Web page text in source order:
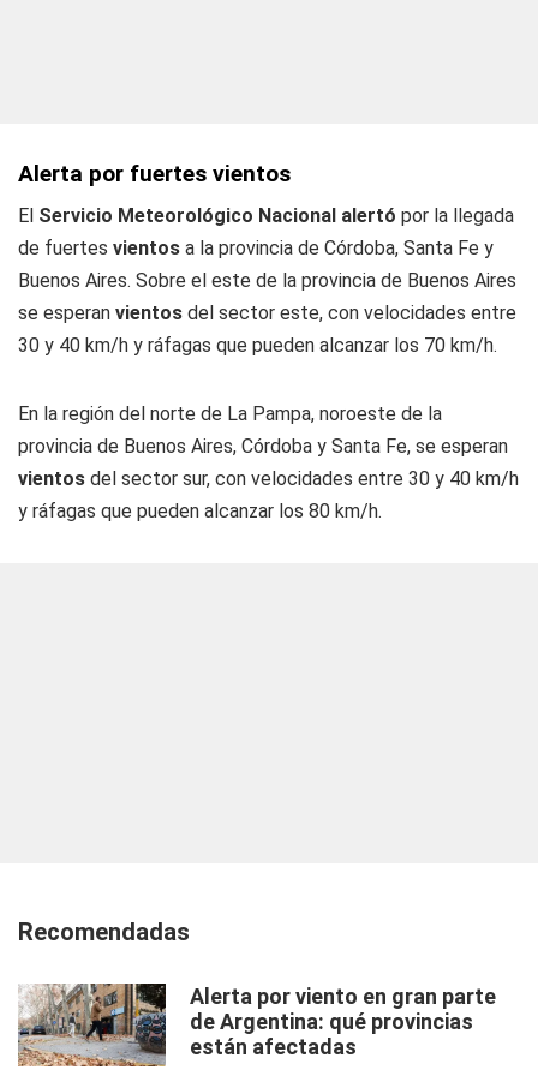
Alerta por fuertes vientos
El Servicio Meteorológico Nacional alertó por la llegada
de fuertes vientos a la provincia de Córdoba, Santa Fe y
Buenos Aires. Sobre el este de la provincia de Buenos Aires
se esperan vientos del sector este, con velocidades entre
30 y 40 km/h y ráfagas que pueden alcanzar los 70 km/h.
En la región del norte de La Pampa, noroeste de la
provincia de Buenos Aires, Córdoba y Santa Fe, se esperan
vientos del sector sur, con velocidades entre 30 y 40 km/h
y ráfagas que pueden alcanzar los 80 km/h.
Recomendadas
Alerta por viento en gran parte
de Argentina: qué provincias
están afectadas